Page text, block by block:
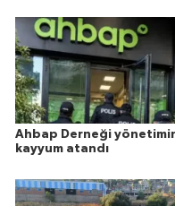
Ahbap Derneği
kayyum atandı